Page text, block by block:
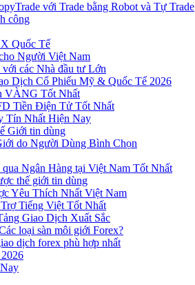
với Trade bằng Robot và Tự Trade
công
Quốc Tế
Người Việt Nam
các Nhà đầu tư Lớn
Dịch Cổ Phiếu Mỹ & Quốc Tế 2026
VÀNG Tốt Nhất
Tiền Điện Tử Tốt Nhất
Tín Nhất Hiện Nay
Giới tin dùng
do Người Dùng Bình Chọn
Ngân Hàng tại Việt Nam Tốt Nhất
thế giới tin dùng
Yêu Thích Nhất Việt Nam
Tiếng Việt Tốt Nhất
Giao Dịch Xuất Sắc
loại sàn môi giới Forex?
dịch forex phù hợp nhất